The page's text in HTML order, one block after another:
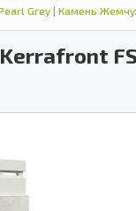
Grey | Камень